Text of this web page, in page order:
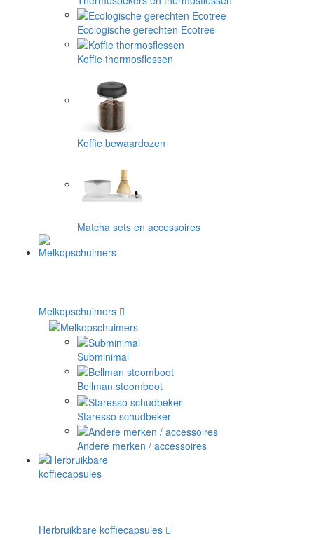
Ecologische gerechten Ecotree
Koffie thermosflessen
Koffie bewaardozen
Matcha sets en accessoires
Melkopschuimers
Subminimal
Bellman stoomboot
Staresso schudbeker
Andere merken / accessoires
Herbruikbare koffiecapsules